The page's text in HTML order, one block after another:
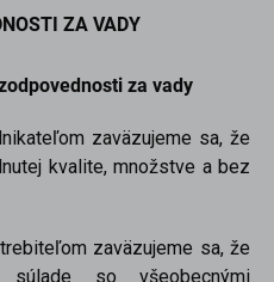
ZA VADY
za vady
zaväzujeme sa, že
kvalite, množstve a bez
zaväzujeme sa, že
so všeobecnými